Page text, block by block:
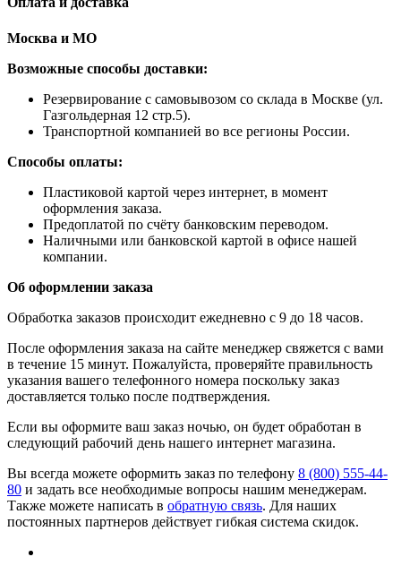
Москва и МО
Возможные способы доставки:
​Резервирование с самовывозом со склада в Москве (ул.
Газгольдерная 12 стр.5).
Транспортной компанией во все регионы России.
Способы оплаты:
​Пластиковой картой через интернет, в момент
оформления заказа.
​Предоплатой по счёту банковским переводом.
​Наличными или банковской картой в офисе нашей
компании.
Об оформлении заказа
Обработка заказов происходит ежедневно с 9 до 18 часов.
После оформления заказа на сайте менеджер свяжется с вами
в течение 15 минут. Пожалуйста, проверяйте правильность
указания вашего телефонного номера поскольку заказ
доставляется только после подтверждения.
Если вы оформите ваш заказ ночью, он будет обработан в
следующий рабочий день нашего интернет магазина.
Вы всегда можете оформить заказ по телефону 8 (800) 555-44-
80 и задать все необходимые вопросы нашим менеджерам.
Также можете написать в обратную связь. Для наших
постоянных партнеров действует гибкая система скидок.